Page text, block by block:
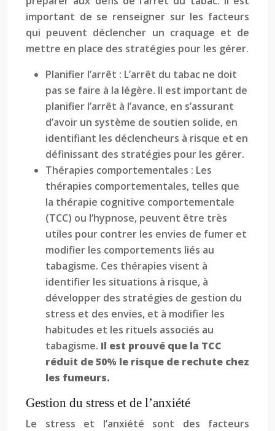
important de se renseigner sur les facteurs
qui peuvent déclencher un craquage et de
mettre en place des stratégies pour les gérer.
Planifier l’arrêt : L’arrêt du tabac ne doit
pas se faire à la légère. Il est important de
planifier l’arrêt à l’avance, en s’assurant
d’avoir un système de soutien solide, en
identifiant les déclencheurs à risque et en
définissant des stratégies pour les gérer.
Thérapies comportementales : Les
thérapies comportementales, telles que
la thérapie cognitive comportementale
(TCC) ou l’hypnose, peuvent être très
utiles pour contrer les envies de fumer et
modifier les comportements liés au
tabagisme. Ces thérapies visent à
identifier les situations à risque, à
développer des stratégies de gestion du
stress et des envies, et à modifier les
habitudes et les rituels associés au
tabagisme. Il est prouvé que la TCC
réduit de 50% le risque de rechute chez
les fumeurs.
Gestion du stress et de l’anxiété
Le stress et l’anxiété sont des facteurs